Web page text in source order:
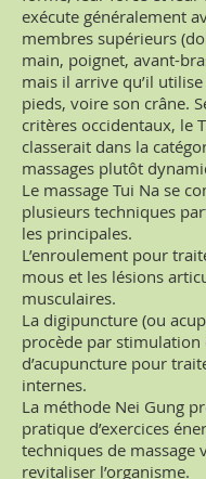
exécute généralement
membres supérieurs
main, poignet, avant-
mais il arrive qu’il
pieds, voire son crâne.
critères occidentaux, le
classerait dans la
massages plutôt
Le massage Tui Na se
plusieurs techniques
les principales.
L’enroulement pour
mous et les lésions
musculaires.
La digipuncture (ou
procède par stimulation
d’acupuncture pour
internes.
La méthode Nei Gung
pratique d’exercices
techniques de massage
revitaliser l’organisme.